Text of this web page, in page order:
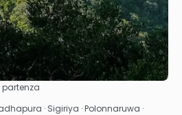
Vedere
partenza
· Sigiriya · Polonnaruwa ·